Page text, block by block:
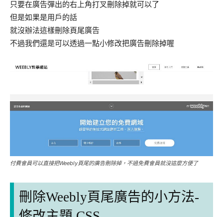
只要在廣告彈出的右上角打叉刪除掉就可以了
但是如果是用戶的話
就沒辦法這樣刪除頁尾廣告
不過我們還是可以透過一點小修改把廣告刪除掉喔
付費會員可以直接把Weebly頁尾的廣告刪除掉，不過免費會員就沒這麼方便了
刪除Weebly頁尾廣告的小方法-